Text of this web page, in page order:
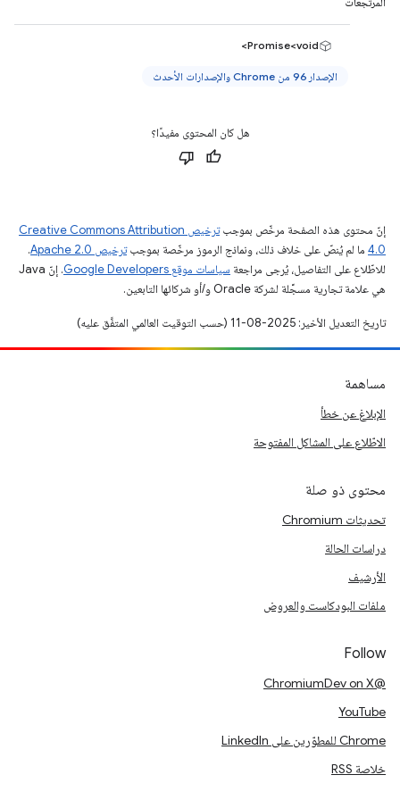
المرتجعات
Promise<void>
الإصدار 96 من Chrome والإصدارات الأحدث
هل كان المحتوى مفيدًا؟
إنّ محتوى هذه الصفحة مرخّص بموجب
ترخيص Creative Commons Attribution
4.0‏ ما لم يُنصّ على خلاف ذلك، ونماذج الرموز مرخّصة بموجبترخيص Apache 2.0‏
.
للاطّلاع على التفاصيل، يُرجى مراجعة سياسات موقع Google Developers‏
. إنّ Java
هي علامة تجارية مسجَّلة لشركة Oracle و/أو شركائها التابعين.
تاريخ التعديل الأخير: 2025-08-11 (حسب التوقيت العالمي المتفَّق عليه)
مساهمة
الإبلاغ عن خطأ
الاطّلاع على المشاكل المفتوحة
محتوى ذو صلة
تحديثات Chromium
دراسات الحالة
الأرشيف
ملفات البودكاست والعروض
Follow
@ChromiumDev on X
YouTube
Chrome للمطوّرين على LinkedIn
خلاصة RSS